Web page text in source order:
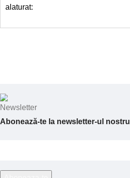
alaturat:
Abonează-te la newsletter-ul nostru